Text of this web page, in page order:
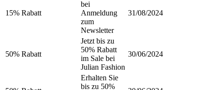
15% Rabatt
bei
Anmeldung
zum
Newsletter
31/08/2024
50% Rabatt
Jetzt bis zu
50% Rabatt
im Sale bei
Julian Fashion
30/06/2024
Erhalten Sie
bis zu 50%